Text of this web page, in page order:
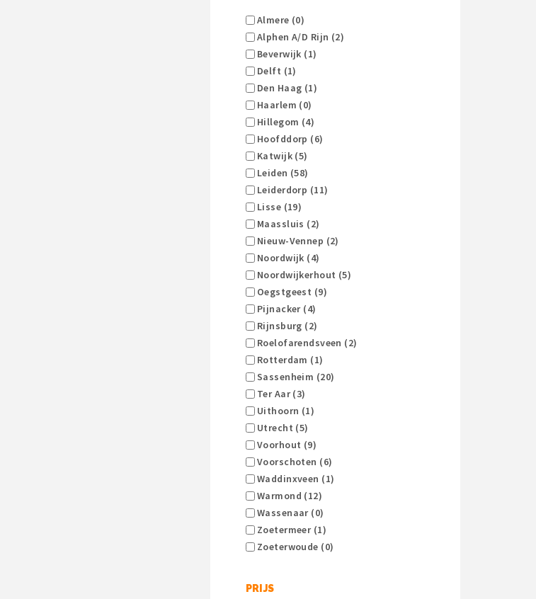
Almere (0)
Alphen A/d Rijn (2)
Beverwijk (1)
Delft (1)
Den Haag (1)
Haarlem (0)
Hillegom (4)
Hoofddorp (6)
Katwijk (5)
Leiden (58)
Leiderdorp (11)
Lisse (19)
Maassluis (2)
Nieuw-Vennep (2)
Noordwijk (4)
Noordwijkerhout (5)
Oegstgeest (9)
Pijnacker (4)
Rijnsburg (2)
Roelofarendsveen (2)
Rotterdam (1)
Sassenheim (20)
Ter Aar (3)
Uithoorn (1)
Utrecht (5)
Voorhout (9)
Voorschoten (6)
Waddinxveen (1)
Warmond (12)
Wassenaar (0)
Zoetermeer (1)
Zoeterwoude (0)
PRIJS